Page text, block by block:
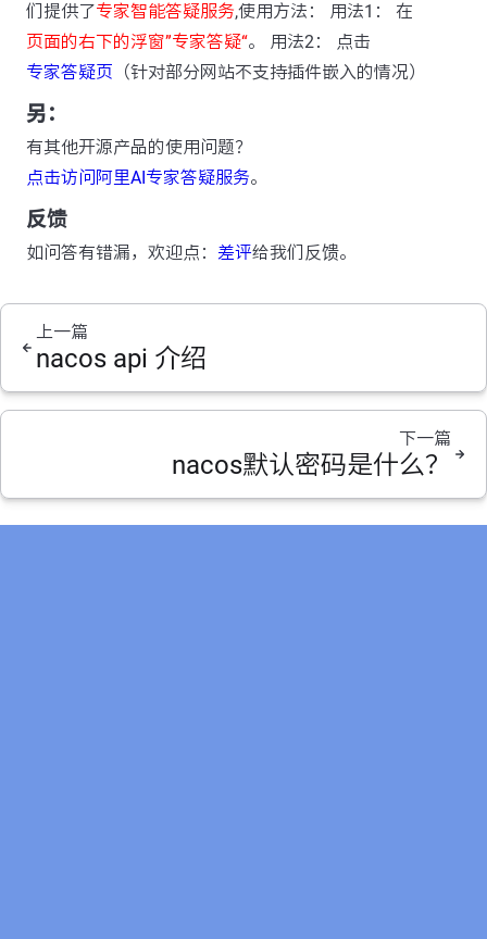
们提供了专家智能答疑服务,使用方法： 用法1： 在
页面的右下的浮窗”专家答疑“。 用法2： 点击
专家答疑页 （针对部分网站不支持插件嵌入的情况）
另：
有其他开源产品的使用问题？
点击访问阿里AI专家答疑服务。
反馈
如问答有错漏，欢迎点： 差评给我们反馈。
上一篇
nacos api 介绍
下一篇
nacos默认密码是什么？